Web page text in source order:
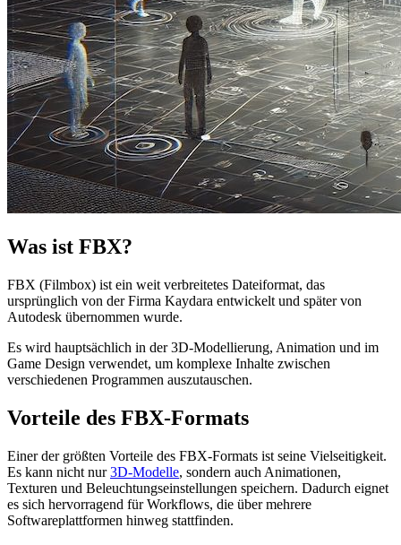
Was ist FBX?
FBX (Filmbox) ist ein weit verbreitetes Dateiformat, das
ursprünglich von der Firma Kaydara entwickelt und später von
Autodesk übernommen wurde.
Es wird hauptsächlich in der 3D-Modellierung, Animation und im
Game Design verwendet, um komplexe Inhalte zwischen
verschiedenen Programmen auszutauschen.
Vorteile des FBX-Formats
Einer der größten Vorteile des FBX-Formats ist seine Vielseitigkeit.
Es kann nicht nur3D-Modelle, sondern auch Animationen,
Texturen und Beleuchtungseinstellungen speichern. Dadurch eignet
es sich hervorragend für Workflows, die über mehrere
Softwareplattformen hinweg stattfinden.